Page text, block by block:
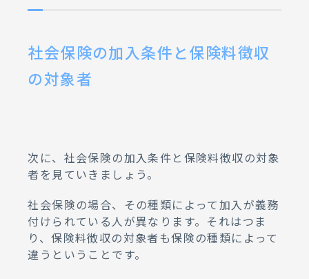
社会保険の加入条件と保険料徴収
の対象者
次に、社会保険の加入条件と保険料徴収の対象
者を見ていきましょう。
社会保険の場合、その種類によって加入が義務
付けられている人が異なります。それはつま
り、保険料徴収の対象者も保険の種類によって
違うということです。